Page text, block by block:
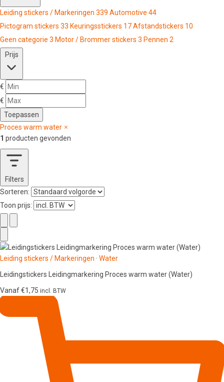
Leiding stickers / Markeringen 339 Automotive 44
Pictogram stickers 33 Keuringsstickers 17Afstandstickers 10
Geen categorie 3 Motor / Brommer stickers 3 Pennen 2
Prijs
€
€
Toepassen
Proces warm water
1 producten gevonden
Filters
Sorteren:
Toon prijs:
Leiding stickers / Markeringen · Water
Leidingstickers Leidingmarkering Proces warm water (Water)
Vanaf€1,75 incl. BTW